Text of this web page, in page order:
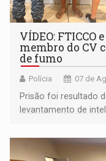
VÍDEO: FTICCO
membro do CV
de fumo
Polícia 07 de
Prisão foi resultado
levantamento de